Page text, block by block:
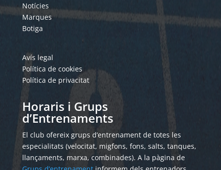
Notícies
Marques
Botiga
Avís legal
Política de cookies
Política de privacitat
Horaris i Grups
d’Entrenaments
El club ofereix grups d’entrenament de totes les
especialitats (velocitat, migfons, fons, salts, tanques,
llançaments, marxa, combinades). A la pàgina de